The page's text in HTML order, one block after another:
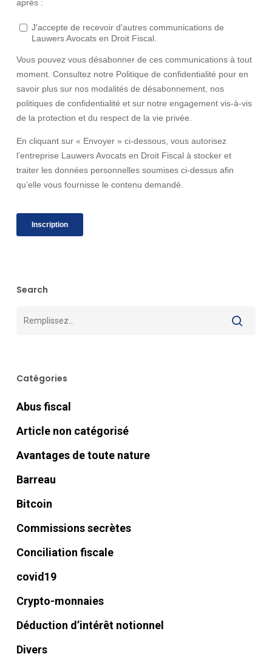
Search
Catégories
Abus fiscal
Article non catégorisé
Avantages de toute nature
Barreau
Bitcoin
Commissions secrètes
Conciliation fiscale
covid19
Crypto-monnaies
Déduction d’intérêt notionnel
Divers